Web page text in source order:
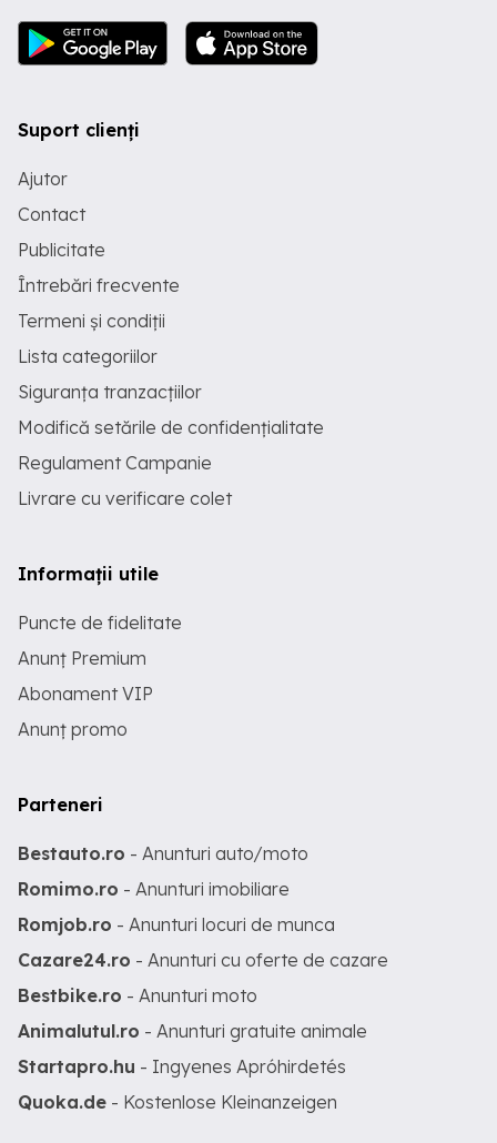
Suport clienți
Ajutor
Contact
Publicitate
Întrebări frecvente
Termeni și condiții
Lista categoriilor
Siguranța tranzacțiilor
Modifică setările de confidențialitate
Regulament Campanie
Livrare cu verificare colet
Informații utile
Puncte de fidelitate
Anunț Premium
Abonament VIP
Anunț promo
Parteneri
Bestauto.ro - Anunturi auto/moto
Romimo.ro - Anunturi imobiliare
Romjob.ro - Anunturi locuri de munca
Cazare24.ro - Anunturi cu oferte de cazare
Bestbike.ro - Anunturi moto
Animalutul.ro - Anunturi gratuite animale
Startapro.hu - Ingyenes Apróhirdetés
Quoka.de - Kostenlose Kleinanzeigen